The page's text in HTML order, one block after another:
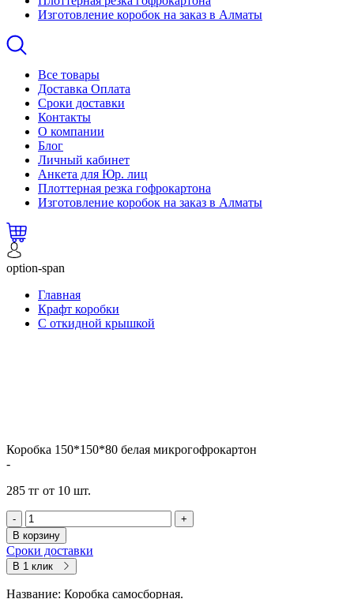
Изготовление коробок на заказ в Алматы
Все товары
Доставка Оплата
Сроки доставки
Контакты
О компании
Блог
Личный кабинет
Анкета для Юр. лиц
Плоттерная резка гофрокартона
Изготовление коробок на заказ в Алматы
option-span
Главная
Крафт коробки
С откидной крышкой
Коробка 150*150*80 белая микрогофрокартон
-
285 тг от 10 шт.
-
+
В корзину
Сроки доставки
В 1 клик
Название: Коробка самосборная.